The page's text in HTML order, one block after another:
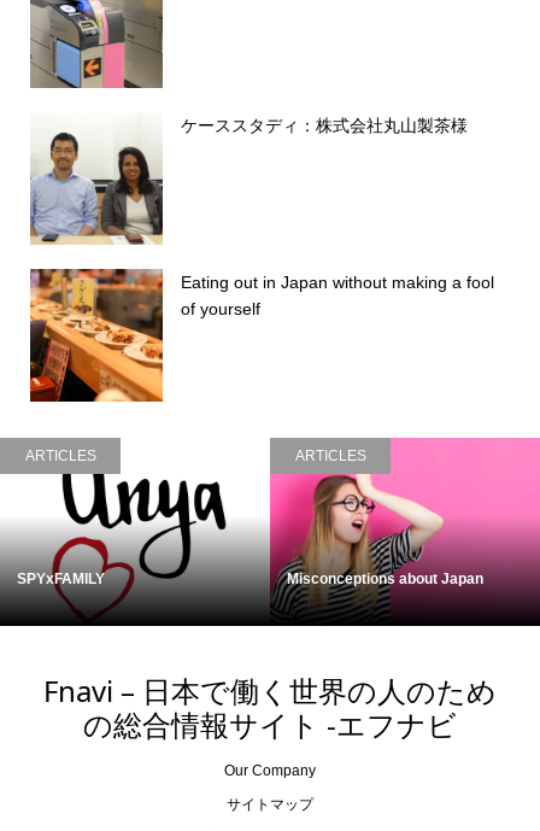
ケーススタディ：株式会社丸山製茶様
Eating out in Japan without making a fool
of yourself
ARTICLES
SPYxFAMILY
ARTICLES
Misconceptions about Japan
Fnavi – 日本で働く世界の人のため
の総合情報サイト -エフナビ
Our Company
サイトマップ